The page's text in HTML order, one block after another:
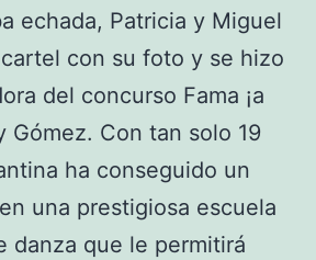
echada, Patricia y Miguel
con su foto y se hizo
del concurso Fama ¡a
Gómez. Con tan solo 19
ha conseguido un
una prestigiosa escuela
danza que le permitirá